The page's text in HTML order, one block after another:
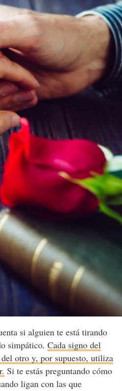
si alguien te está tirando
simpático. Cada signo del
otro y, por supuesto, utiliza
Si te estás preguntando cómo
ligan con las que